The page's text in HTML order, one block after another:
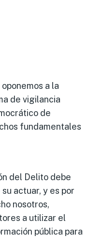
a la
de vigilancia
de
fundamentales
del Delito debe
actuar, y es por
nosotros,
a utilizar el
pública para